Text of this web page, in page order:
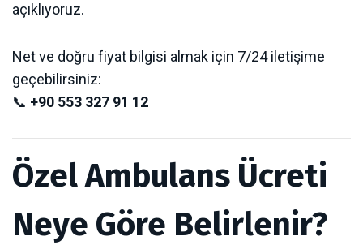
açıklıyoruz.
Net ve doğru fiyat bilgisi almak için 7/24 iletişime
geçebilirsiniz:
📞 +90 553 327 91 12
Özel Ambulans Ücreti
Neye Göre Belirlenir?